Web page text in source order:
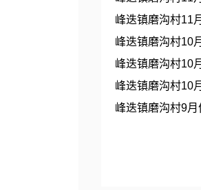
峰迭镇磨沟村11
峰迭镇磨沟村10
峰迭镇磨沟村10
峰迭镇磨沟村10
峰迭镇磨沟村9